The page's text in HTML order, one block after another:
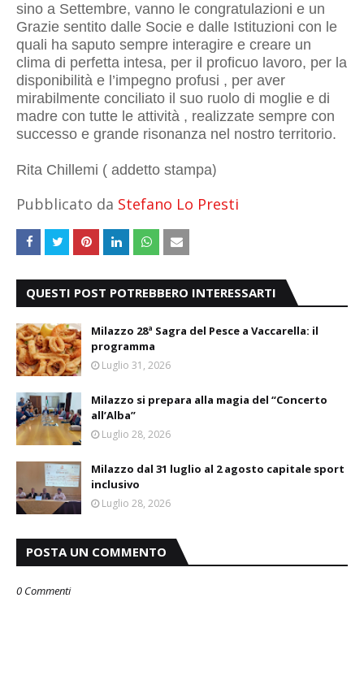
sino a Settembre, vanno le congratulazioni e un
Grazie sentito dalle Socie e dalle Istituzioni con le
quali ha saputo sempre interagire e creare un
clima di perfetta intesa, per il proficuo lavoro, per la
disponibilità e l’impegno profusi , per aver
mirabilmente conciliato il suo ruolo di moglie e di
madre con tutte le attività , realizzate sempre con
successo e grande risonanza nel nostro territorio.
Rita Chillemi ( addetto stampa)
Pubblicato da Stefano Lo Presti
QUESTI POST POTREBBERO INTERESSARTI
Milazzo 28ª Sagra del Pesce a Vaccarella: il
programma
Luglio 31, 2026
Milazzo si prepara alla magia del “Concerto
all’Alba”
Luglio 28, 2026
Milazzo dal 31 luglio al 2 agosto capitale sport
inclusivo
Luglio 28, 2026
POSTA UN COMMENTO
0 Commenti